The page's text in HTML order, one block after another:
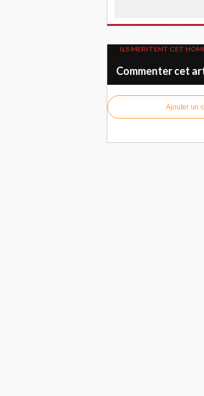
ILS MERITENT CET
Commenter cet
Ajouter un